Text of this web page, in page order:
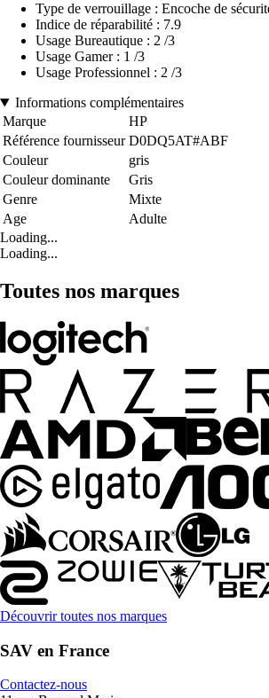
Type de verrouillage : Encoche de
Indice de réparabilité : 7.9
Usage Bureautique : 2 /3
Usage Gamer : 1 /3
Usage Professionnel : 2 /3
Informations complémentaires
Marque
HP
Référence fournisseur D0DQ5AT#ABF
Couleur
gris
Couleur dominante
Gris
Genre
Mixte
Age
Adulte
Loading...
Loading...
Toutes nos marques
Découvrir toutes nos marques
SAV en France
Contactez-nous